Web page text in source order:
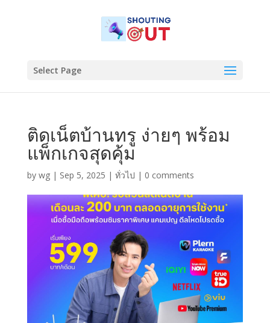
Select Page
ติดเน็ตบ้านทรู ง่ายๆ พร้อม
แพ็กเกจสุดคุ้ม
by wg| Sep 5, 2025 | ทั่วไป | 0 comments